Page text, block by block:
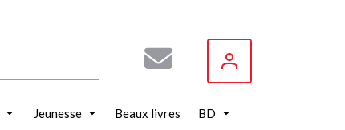
Jeunesse Beaux livres BD